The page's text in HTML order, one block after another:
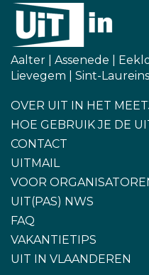
Aalter Assenede
Lievegem
Sint-Laureins
OVER UIT IN HET
HOE GEBRUIK JE DE
CONTACT
UITMAIL
VOOR
UIT(PAS) NWS
FAQ
VAKANTIETIPS
UIT IN VLAANDEREN